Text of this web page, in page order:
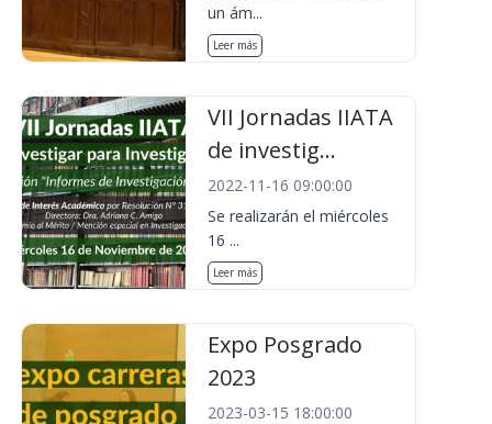
un ám...
Leer más
VII Jornadas IIATA
de investig...
2022-11-16 09:00:00
Se realizarán el miércoles
16 ...
Leer más
Expo Posgrado
2023
2023-03-15 18:00:00